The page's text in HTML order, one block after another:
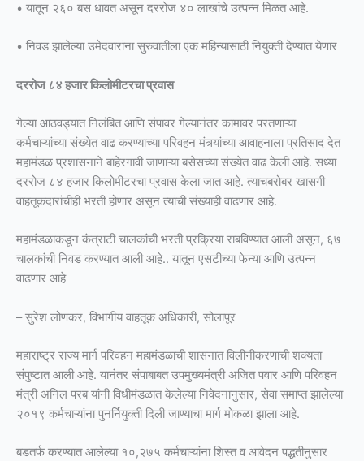
• यातून २६० बस धावत असून दररोज ४० लाखांचे उत्पन्न मिळत आहे.
• निवड झालेल्या उमेदवारांना सुरुवातीला एक महिन्यासाठी नियुक्ती देण्यात येणार
दररोज ८४ हजार किलोमीटरचा प्रवास
गेल्या आठवड्यात निलंबित आणि संपावर गेल्यानंतर कामावर परतणाऱ्या
कर्मचाऱ्यांच्या संख्येत वाढ करण्याच्या परिवहन मंत्र्यांच्या आवाहनाला प्रतिसाद देत
महामंडळ प्रशासनाने बाहेरगावी जाणाऱ्या बसेसच्या संख्येत वाढ केली आहे. सध्या
दररोज ८४ हजार किलोमीटरचा प्रवास केला जात आहे. त्याचबरोबर खासगी
वाहतूकदारांचीही भरती होणार असून त्यांची संख्याही वाढणार आहे.
महामंडळाकडून कंत्राटी चालकांची भरती प्रक्रिया राबविण्यात आली असून, ६७
चालकांची निवड करण्यात आली आहे.. यातून एसटीच्या फेन्या आणि उत्पन्न
वाढणार आहे
– सुरेश लोणकर, विभागीय वाहतूक अधिकारी, सोलापूर
महाराष्ट्र राज्य मार्ग परिवहन महामंडळाची शासनात विलीनीकरणाची शक्यता
संपुष्टात आली आहे. यानंतर संपाबाबत उपमुख्यमंत्री अजित पवार आणि परिवहन
मंत्री अनिल परब यांनी विधीमंडळात केलेल्या निवेदनानुसार, सेवा समाप्त झालेल्या
२०१९ कर्मचाऱ्यांना पुनर्नियुक्ती दिली जाण्याचा मार्ग मोकळा झाला आहे.
बडतर्फ करण्यात आलेल्या १०,२७५ कर्मचाऱ्यांना शिस्त व आवेदन पद्धतीनुसार